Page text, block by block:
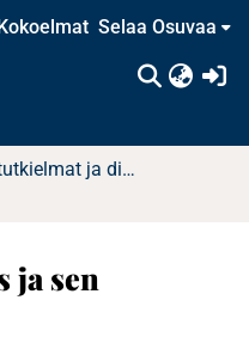
Selaa Osuvaa
Pro gradu -tutkielmat ja diplomityöt (rajattu saatavuus)
ja sen